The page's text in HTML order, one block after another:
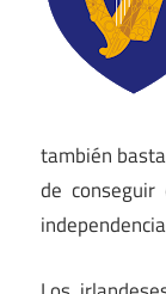
también
de